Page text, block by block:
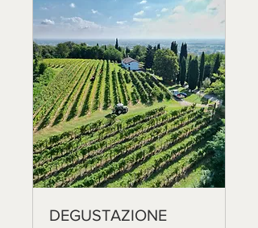
DEGUSTAZIONE